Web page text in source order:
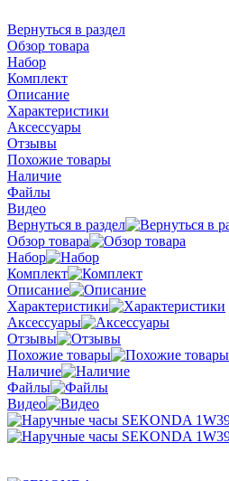
Вернуться в раздел
Обзор товара
Набор
Комплект
Описание
Характеристики
Аксессуары
Отзывы
Похожие товары
Наличие
Файлы
Видео
Вернуться в раздел
Обзор товара
Набор
Комплект
Описание
Характеристики
Аксессуары
Отзывы
Похожие товары
Наличие
Файлы
Видео